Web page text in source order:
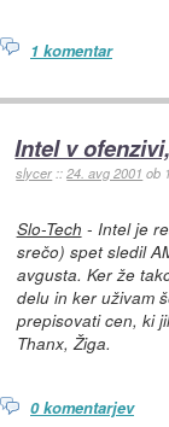
1 komentar
Intel v
slycer ::24. avg 2001 ob
Slo-Tech - Intel je
srečo) spet sledil
avgusta. Ker že
delu in ker uživam
prepisovati cen, ki
Thanx, Žiga.
0 komentarjev